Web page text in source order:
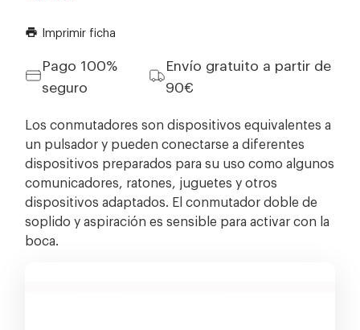
print Imprimir ficha
Pago 100%
seguro
Envío gratuito a partir de
90€
Los conmutadores son dispositivos equivalentes a
un pulsador y pueden conectarse a diferentes
dispositivos preparados para su uso como algunos
comunicadores, ratones, juguetes y otros
dispositivos adaptados. El conmutador doble de
soplido y aspiración es sensible para activar con la
boca.